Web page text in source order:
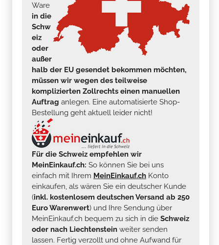
Ware
in die
Schw
eiz
oder
außer
halb der EU gesendet bekommen möchten,
müssen wir wegen des teilweise
komplizierten Zollrechts einen manuellen
Auftrag anlegen. Eine automatisierte Shop-
Bestellung geht aktuell leider nicht!
Für die Schweiz empfehlen wir
MeinEinkauf.ch: So können Sie bei uns
einfach mit Ihrem MeinEinkauf.ch Konto
einkaufen, als wären Sie ein deutscher Kunde
(inkl. kostenlosem deutschen Versand ab 250
Euro Warenwert) und Ihre Sendung über
MeinEinkauf.ch bequem zu sich in die Schweiz
oder nach Liechtenstein weiter senden
lassen. Fertig verzollt und ohne Aufwand für